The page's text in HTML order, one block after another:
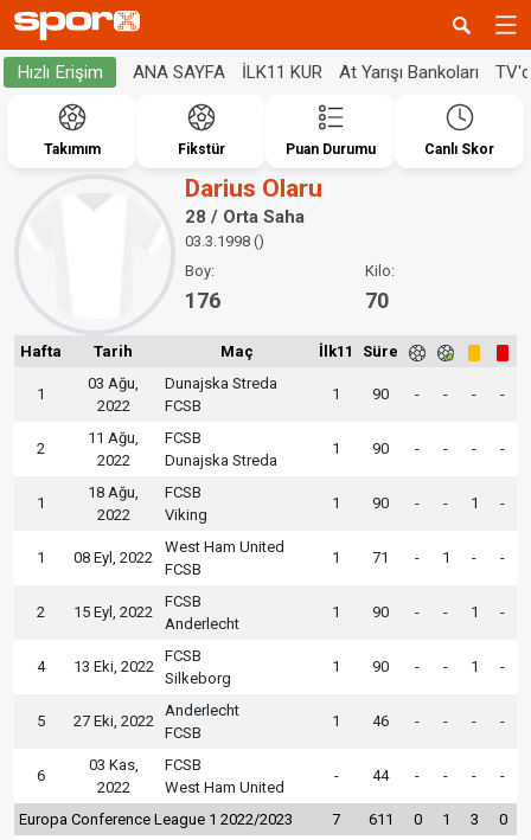
Hızlı Erişim ANA SAYFA İLK11 KUR At Yarışı Bankoları
Takımım Fikstür Puan Durumu Canlı Skor
Darius Olaru
28 / Orta Saha
03.3.1998 ()
Boy:
176
Kilo:
70
Hafta Tarih Maç İlk11 Süre
1
03 Ağu,
2022
Dunajska Streda
FCSB
1 90 - - - -
2
11 Ağu,
2022
FCSB
Dunajska Streda
1 90 - - - -
1
18 Ağu,
2022
FCSB
Viking
1 90 - - 1 -
1 08 Eyl, 2022
West Ham United
FCSB
1 71 - 1 - -
2 15 Eyl, 2022
FCSB
Anderlecht
1 90 - - 1 -
4 13 Eki, 2022
FCSB
Silkeborg
1 90 - - 1 -
5 27 Eki, 2022
Anderlecht
FCSB
1 46 - - - -
6
03 Kas,
2022
FCSB
West Ham United
- 44 - - - -
Europa Conference League 1 2022/2023 7 611 0 1 3 0